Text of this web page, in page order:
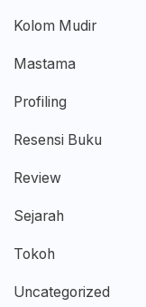
Kolom Mudir
Mastama
Profiling
Resensi Buku
Review
Sejarah
Tokoh
Uncategorized